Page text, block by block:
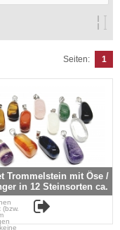
Seiten: 1
Trommelstein mit Öse /
in 12 Steinsorten ca.
mm
(bzw.